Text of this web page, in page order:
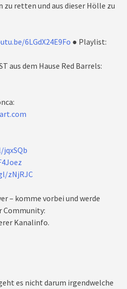
zu retten und aus dieser Hölle zu
6LGdX24E9Fo ● Playlist:
aus dem Hause Red Barrels:
zNjRJC
– komme vorbei und werde
Community:
Kanalinfo.
es nicht darum irgendwelche